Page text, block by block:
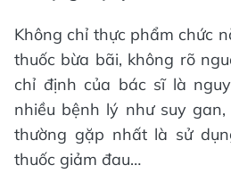
Không chỉ thực phẩm chức
thuốc bừa bãi, không rõ
chỉ định của bác sĩ là
nhiều bệnh lý như suy
thường gặp nhất là sử
thuốc giảm đau…